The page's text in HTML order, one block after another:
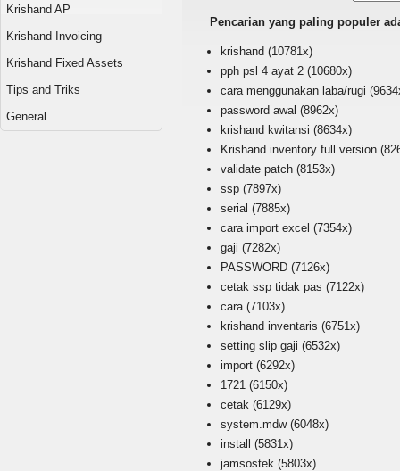
Krishand AP
Krishand Invoicing
Krishand Fixed Assets
Tips and Triks
General
Pencarian yang paling populer
krishand (10781x)
pph psl 4 ayat 2 (10680x)
cara menggunakan laba/rugi
password awal (8962x)
krishand kwitansi (8634x)
Krishand inventory full version
validate patch(8153x)
ssp(7897x)
serial (7885x)
cara import excel (7354x)
gaji (7282x)
PASSWORD (7126x)
cetak ssp tidak pas (7122x)
cara (7103x)
krishand inventaris (6751x)
setting slip gaji (6532x)
import (6292x)
1721 (6150x)
cetak (6129x)
system.mdw(6048x)
install (5831x)
jamsostek (5803x)